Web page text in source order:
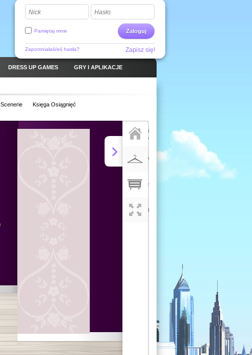
Nick Hasło
Zaloguj
Pamiętaj mnie
Zapomniałaś/eś hasła? Zapisz się!
DRESS UP GAMES GRY I APLIKACJE
Scenerie Księga Osiągnięć